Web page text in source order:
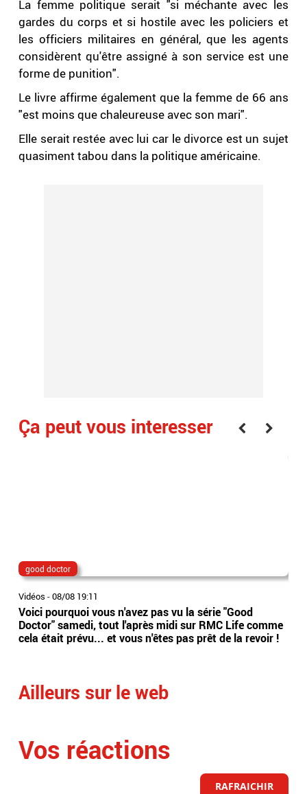
La femme politique serait "si méchante avec les
gardes du corps et si hostile avec les policiers et
les officiers militaires en général, que les agents
considèrent qu'être assigné à son service est une
forme de punition".
Le livre affirme également que la femme de 66 ans
"est moins que chaleureuse avec son mari".
Elle serait restée avec lui car le divorce est un sujet
quasiment tabou dans la politique américaine.
Ça peut vous interesser
good doctor
Vidéos -08/08 19:11
Voici pourquoi vous n'avez pas vu la série "Good
Doctor" samedi, tout l'après midi sur RMC Life comme
cela était prévu... et vous n'êtes pas prêt de la revoir !
Ailleurs sur le web
Vos réactions
RAFRAICHIR